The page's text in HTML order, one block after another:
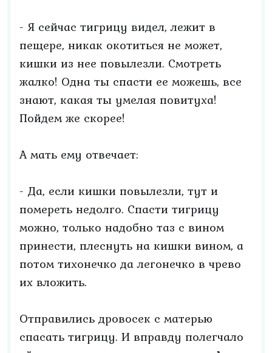
- Я сейчас тигрицу видел, лежит в
пещере, никак окотиться не может,
кишки из нее повылезли. Смотреть
жалко! Одна ты спасти ее можешь, все
знают, какая ты умелая повитуха!
Пойдем же скорее!
А мать ему отвечает:
- Да, если кишки повылезли, тут и
помереть недолго. Спасти тигрицу
можно, только надобно таз с вином
принести, плеснуть на кишки вином, а
потом тихонечко да легонечко в чрево
их вложить.
Отправились дровосек с матерью
спасать тигрицу. И вправду полегчало